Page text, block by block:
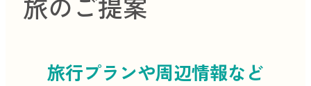
旅行プランや周辺情報など